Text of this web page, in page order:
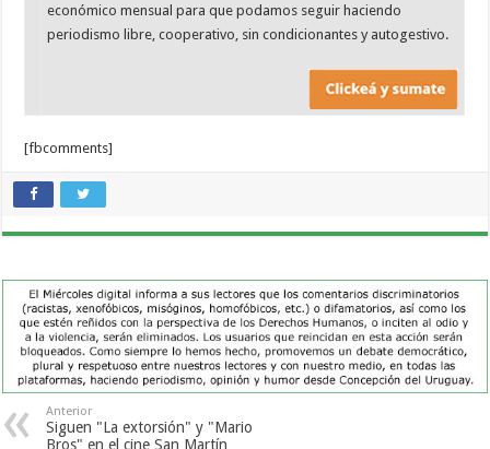
económico mensual para que podamos seguir haciendo
periodismo libre, cooperativo, sin condicionantes y autogestivo.
[fbcomments]
Anterior
Siguen "La extorsión" y "Mario
Bros" en el cine San Martín